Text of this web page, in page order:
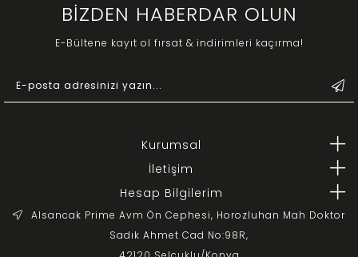
BİZDEN HABERDAR OLUN
E-Bültene kayıt ol fırsat & indirimleri kaçırma!
Kurumsal
İletişim
Hesap Bilgilerim
Alsancak Prime Avm Ön Cephesi, Horozluhan Mah Doktor
Sadık Ahmet Cad No:98R,